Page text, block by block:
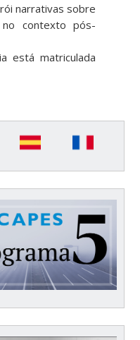
narrativas sobre
contexto pós-
está matriculada